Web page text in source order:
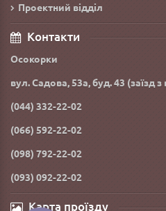
Проектний відділ
Контакти
Осокорки
вул. Садова, 53а, буд. 43 (заїзд
(044) 332-22-02
(066) 592-22-02
(098) 792-22-02
(093) 092-22-02
Карта проїзду